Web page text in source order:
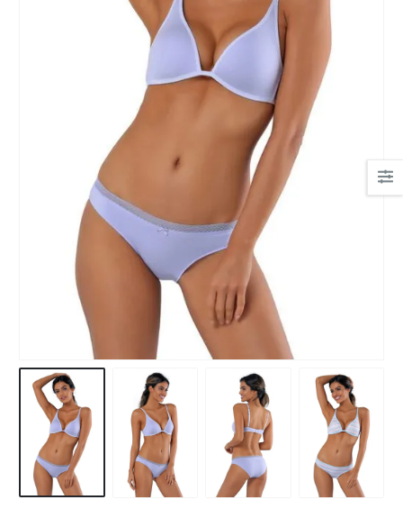
Ha csipkés fehérnemű,
akkor nekem a Bonatti.
Mert gyönyörűek, mert
kényelmesek.
És az egyetlen hely, ahol
tanácsot kaptam!